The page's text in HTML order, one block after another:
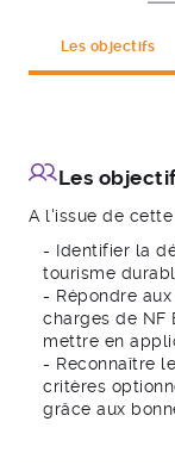
Les objectifs
Les
A l'issue de
- Identifier la
tourisme
- Répondre
charges de NF
mettre en
- Reconnaître
critères
grâce aux